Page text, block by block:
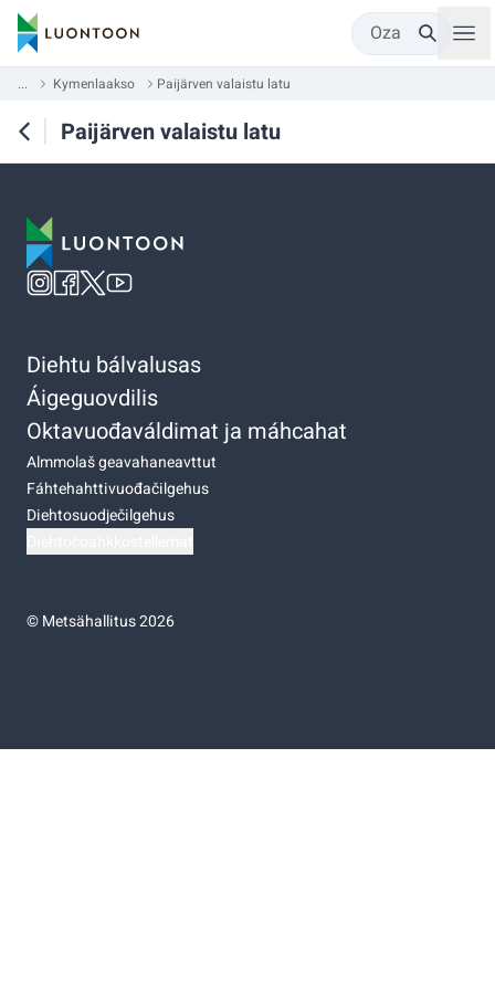
Oza
... Kymenlaakso Paijärven valaistu latu
Paijärven valaistu latu
Diehtu bálvalusas
Áigeguovdilis
Oktavuođaváldimat ja máhcahat
Almmolaš geavahaneavttut
Fáhtehahttivuođačilgehus
Diehtosuodječilgehus
©Metsähallitus 2026